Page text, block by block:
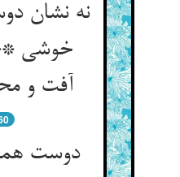
نه نشان
خوشی **
آفت و
دوست